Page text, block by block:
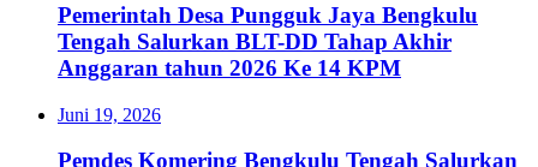
Pemerintah Desa Pungguk Jaya Bengkulu
Tengah Salurkan BLT-DD Tahap Akhir
Anggaran tahun 2026 Ke 14 KPM
Juni 19, 2026
Pemdes Komering Bengkulu Tengah Salurkan